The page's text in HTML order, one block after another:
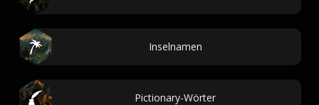
Inselnamen
Pictionary-Wörter